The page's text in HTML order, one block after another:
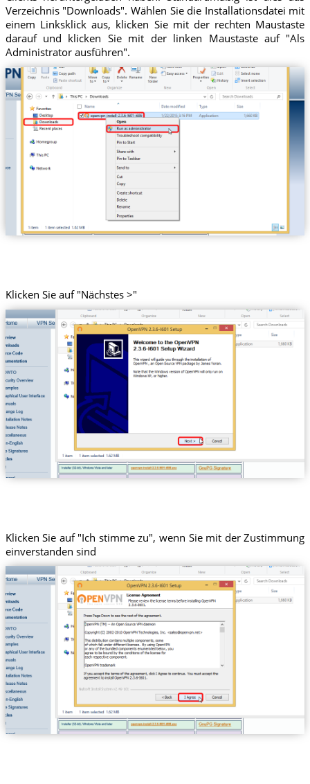
Verzeichnis "Downloads". Wählen Sie die Installationsdatei mit
einem Linksklick aus, klicken Sie mit der rechten Maustaste
darauf und klicken Sie mit der linken Maustaste auf "Als
Administrator ausführen".
Klicken Sie auf "Nächstes >"
Klicken Sie auf "Ich stimme zu", wenn Sie mit der Zustimmung
einverstanden sind